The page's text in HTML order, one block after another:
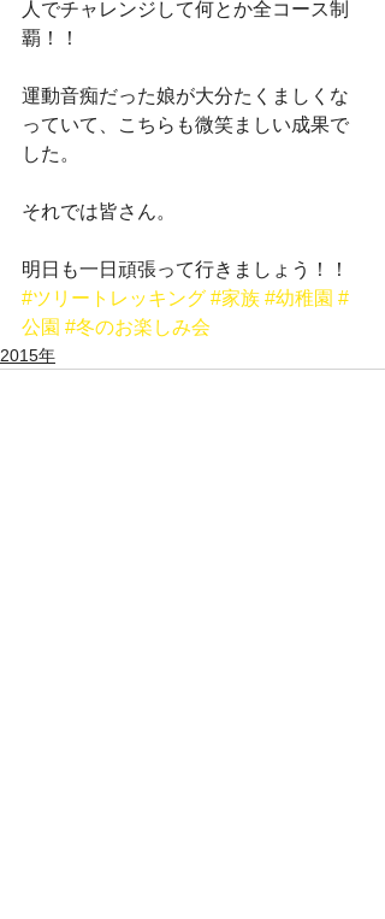
人でチャレンジして何とか全コース制
覇！！
運動音痴だった娘が大分たくましくな
っていて、こちらも微笑ましい成果で
した。
それでは皆さん。
明日も一日頑張って行きましょう！！
#ツリートレッキング #家族 #幼稚園 #
公園 #冬のお楽しみ会
2015年